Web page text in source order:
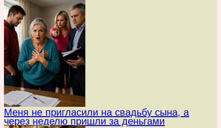
Меня не пригласили на свадьбу сына, а
через неделю пришли за деньгами